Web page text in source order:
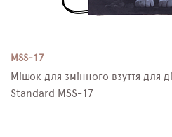
MSS-17
Мішок для змінного взуття для
Standard MSS-17